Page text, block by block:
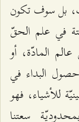
بل سوف تكون
في علم الحقّ
المادّة، أو
البداء في
للأشياء، فهو
سعتنا